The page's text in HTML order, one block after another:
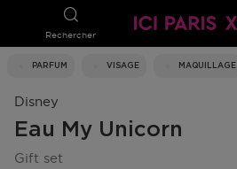
Rechercher
PARFUM VISAGE MAQUILLAGE
Disney
Eau My Unicorn
gift set